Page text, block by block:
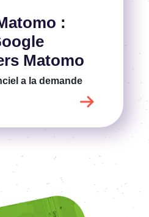
:
Matomo
a la demande